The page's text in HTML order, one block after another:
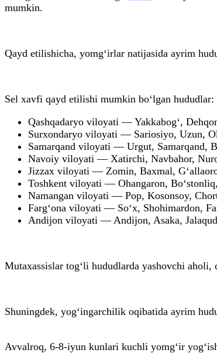
mumkin.
Qayd etilishicha, yomg‘irlar natijasida ayrim
Sel xavfi qayd etilishi mumkin bo‘lgan hududlar:
Qashqadaryo viloyati — Yakkabog‘,
Surxondaryo viloyati — Sariosiyo, Uzun,
Samarqand viloyati — Urgut, Samarqand,
Navoiy viloyati — Xatirchi, Navbahor,
Jizzax viloyati — Zomin, Baxmal,
Toshkent viloyati — Ohangaron,
Namangan viloyati — Pop, Kosonsoy,
Farg‘ona viloyati — So‘x, Shohimardon,
Andijon viloyati — Andijon, Asaka,
Mutaxassislar tog‘li hududlarda yashovchi
Shuningdek, yog‘ingarchilik oqibatida ayrim
Avvalroq, 6-8-iyun kunlari kuchli yomg‘ir